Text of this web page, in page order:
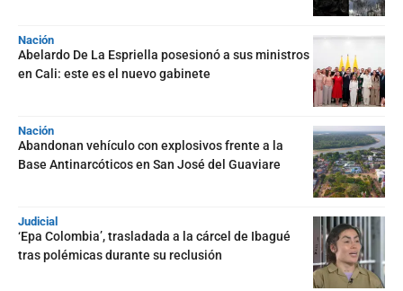
Nación
Abelardo De La Espriella posesionó a sus ministros
en Cali: este es el nuevo gabinete
Nación
Abandonan vehículo con explosivos frente a la
Base Antinarcóticos en San José del Guaviare
Judicial
‘Epa Colombia’, trasladada a la cárcel de Ibagué
tras polémicas durante su reclusión